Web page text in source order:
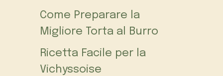
Come Preparare la
Migliore Torta al Burro
Ricetta Facile per la
Vichyssoise